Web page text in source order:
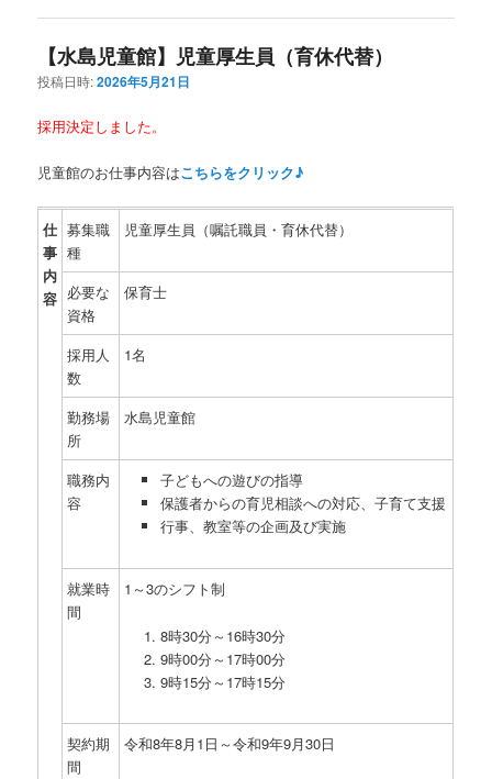
【水島児童館】児童厚生員（育休代替）
投稿日時:2026年5月21日
採用決定しました。
児童館のお仕事内容はこちらをクリック♪
仕
事
内
容
募集職
種
児童厚生員（嘱託職員・育休代替）
必要な
資格
保育士
採用人
数
1名
勤務場
所
水島児童館
職務内
容
子どもへの遊びの指導
保護者からの育児相談への対応、子育て支援
行事、教室等の企画及び実施
就業時
間
1～3のシフト制
8時30分～16時30分
9時00分～17時00分
9時15分～17時15分
契約期
間
令和8年8月1日～令和9年9月30日